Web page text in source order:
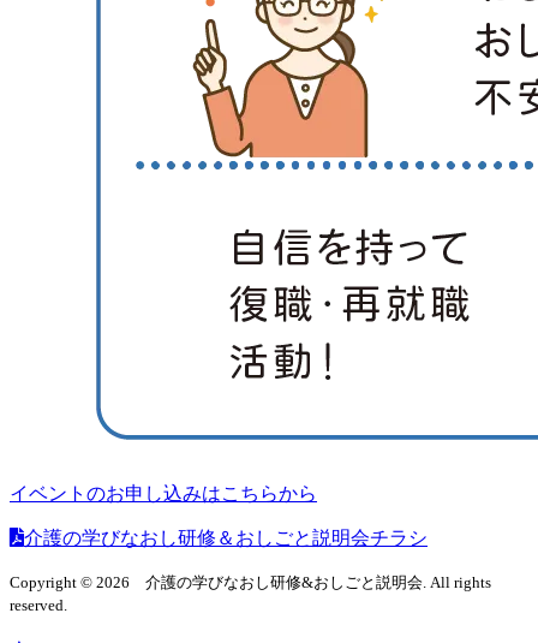
イベントのお申し込みはこちらから
介護の学びなおし研修＆おしごと説明会チラシ
Copyright © 2026 介護の学びなおし研修&おしごと説明会. All rights
reserved.